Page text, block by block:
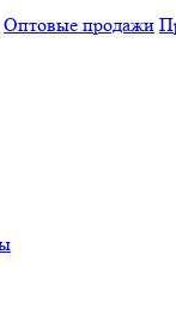
Оптовые продажи